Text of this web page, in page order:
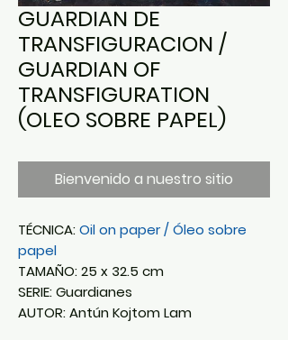
GUARDIAN DE
TRANSFIGURACION /
GUARDIAN OF
TRANSFIGURATION
(OLEO SOBRE PAPEL)
Bienvenido a nuestro sitio
TÉCNICA:Oil on paper / Óleo sobre
papel
TAMAÑO: 25 x 32.5 cm
SERIE: Guardianes
AUTOR: Antún Kojtom Lam